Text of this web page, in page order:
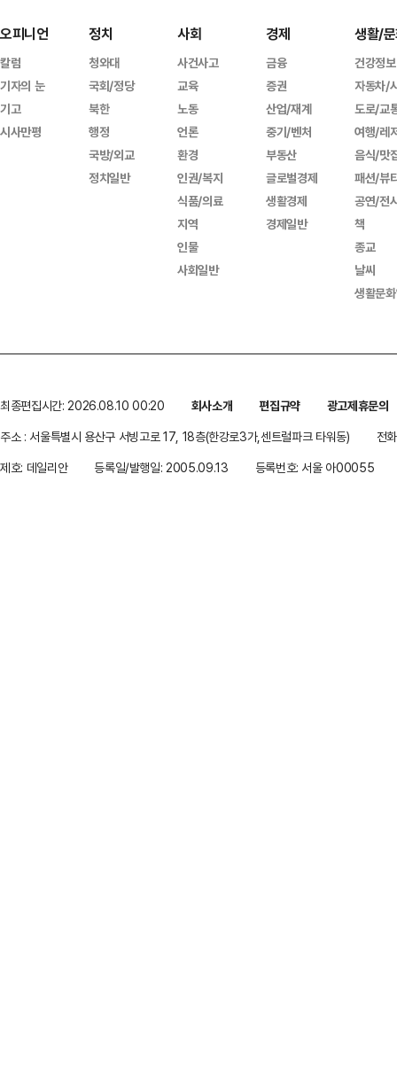
오피니언
칼럼
기자의 눈
기고
시사만평
정치
청와대
국회/정당
북한
행정
국방/외교
정치일반
사회
사건사고
교육
노동
언론
환경
인권/복지
식품/의료
지역
인물
사회일반
경제
금융
증권
산업/재계
중기/벤처
부동산
글로벌경제
생활경제
경제일반
생활/
건강정보
자동차/
도로/교
여행/레
음식/맛
패션/뷰
공연/전
책
종교
날씨
생활문
최종편집시간: 2026.08.10 00:20 회사소개 편집규약
광고제휴문의
주소 : 서울특별시 용산구 서빙고로 17, 18층(한강로3가,센트럴파크 타워동)
전
제호: 데일리안
등록일/발행일: 2005.09.13 등록번호: 서울 아00055